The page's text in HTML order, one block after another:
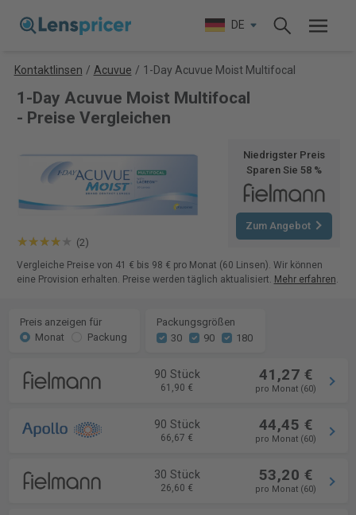
DE
Kontaktlinsen / Acuvue / 1-Day Acuvue Moist Multifocal
1-Day Acuvue Moist Multifocal
- Preise Vergleichen
(2)
Niedrigster Preis
Sparen Sie 58 %
Zum Angebot
Vergleiche Preise von 41 € bis 98 € pro Monat (60 Linsen). Wir können
eine Provision erhalten. Preise werden täglich aktualisiert. Mehr erfahren.
Preis anzeigen für
Monat
Packung
Packungsgrößen
30
90 180
90 Stück
61,90 €
41,27 €
pro Monat (60)
90 Stück
66,67 €
44,45 €
pro Monat (60)
30 Stück
26,60 €
53,20 €
pro Monat (60)